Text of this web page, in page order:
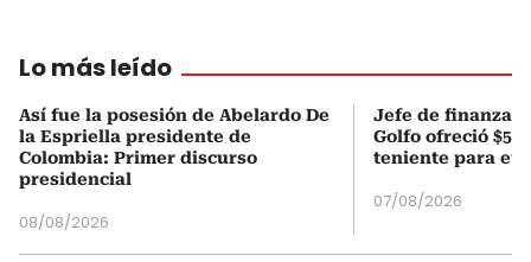
Lo más leído
Así fue la posesión de Abelardo De
la Espriella presidente de
Colombia: Primer discurso
presidencial
08/08/2026
Jefe de finanzas
Golfo ofreció
teniente para
07/08/2026